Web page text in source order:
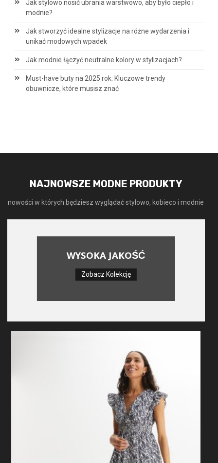
Jak stylowo nosić ubrania warstwowo, aby było ciepło i
modnie?
Jak stworzyć idealne stylizacje na różne wydarzenia i
unikać modowych wpadek
Jak modnie łączyć neutralne kolory w stylizacjach?
Must-have buty na 2025 rok: Kluczowe trendy
obuwnicze, które musisz znać
NAJNOWSZE MODNE PRODUKTY
nowości w których będziesz wyglądać stylowo, kobieco i modnie
WYSOKA JAKOŚĆ
Zobacz Kolekcję